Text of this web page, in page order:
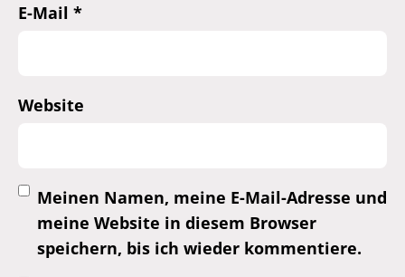
E-Mail *
Website
Meinen Namen, meine E-Mail-Adresse und
meine Website in diesem Browser
speichern, bis ich wieder kommentiere.